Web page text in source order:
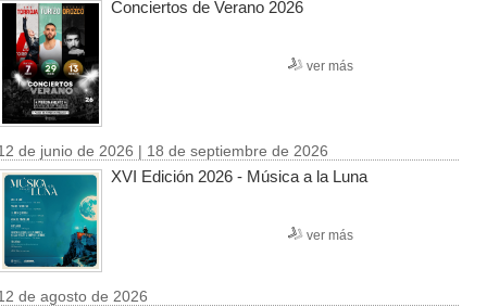
Conciertos de Verano 2026
ver más
de junio de 2026 | 18 de septiembre de 2026
XVI Edición 2026 - Música a la Luna
ver más
de agosto de 2026